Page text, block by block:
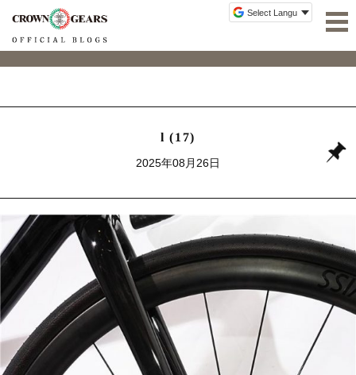
l (17)
2025年08月26日